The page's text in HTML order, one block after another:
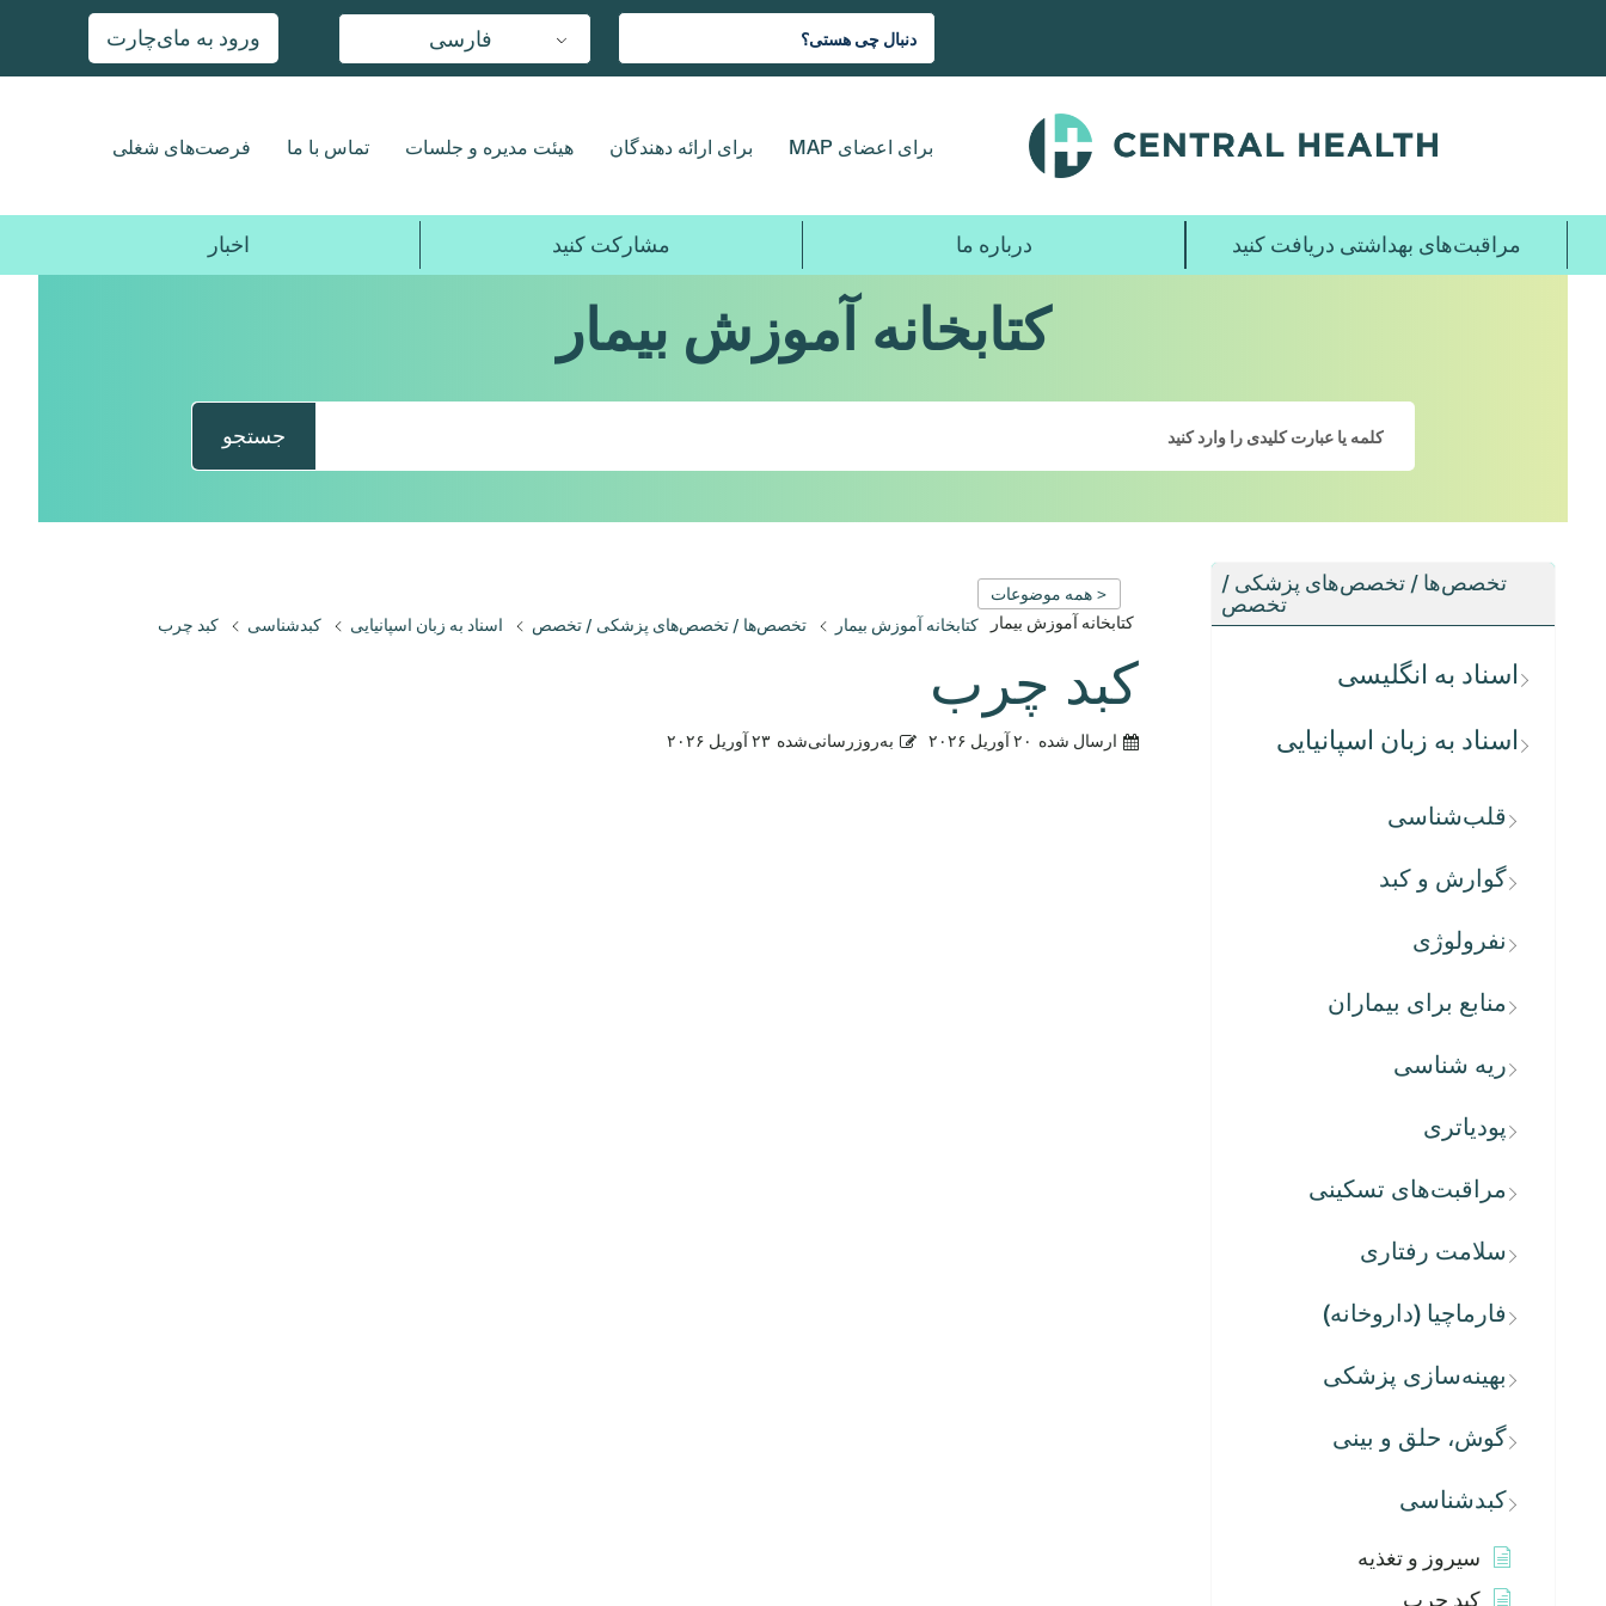
محتوای
فارسی ورود به مای‌چارت
برای اعضای MAP برای ارائه دهندگان هیئت مدیره و جلسات تماس با ما فرصت‌های شغلی
مراقبت‌های بهداشتی دریافت کنید درباره ما مشارکت کنید اخبار
کتابخانه آموزش بیمار
جستجو
تخصص‌ها / تخصص‌های پزشکی /
تخصص
اسناد به انگلیسی
اسناد به زبان اسپانیایی
قلب‌شناسی
گوارش و کبد
نفرولوژی
منابع برای بیماران
ریه شناسی
پودیاتری
مراقبت‌های تسکینی
سلامت رفتاری
فارماچیا (داروخانه)
بهینه‌سازی پزشکی
گوش، حلق و بینی
کبدشناسی
سیروز و تغذیه
کبد چرب
< همه موضوعات
کتابخانه آموزش بیمار
کتابخانه آموزش بیمار تخصص‌ها / تخصص‌های پزشکی / تخصص اسناد به زبان اسپانیایی کبدشناسی کبد چرب
کبد چرب
ارسال شده ۲۰ آوریل ۲۰۲۶ به‌روزرسانی‌شده ۲۳ آوریل ۲۰۲۶